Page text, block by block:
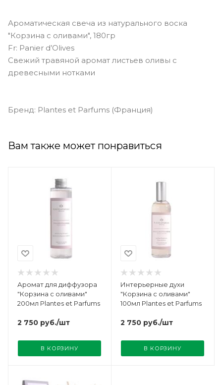
Ароматическая свеча из натурального воска
"Корзина с оливами", 180гр
Fr: Panier d’Olives
Свежий травяной аромат листьев оливы с
древесными нотками
Бренд: Plantes et Parfums (Франция)
Вам также может понравиться
Аромат для диффузора
"Корзина с оливами"
200мл Plantes et Parfums
2 750 руб./шт
В КОРЗИНУ
Интерьерные духи
"Корзина с оливами"
100мл Plantes et Parfums
2 750 руб./шт
В КОРЗИНУ